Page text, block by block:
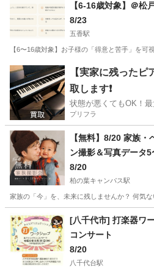
【6-16歳対象】＠松
8/23
五香駅
【6〜16歳対象】お子様の「得意と苦手」を
千葉 松戸市 五香駅 育児 対象
【実家に残った
取します❗️
状態が悪くてもOK！
プリフラ
【無料】8/20 家族
ン撮影＆写真データ
8/20
柏の葉キャンパス駅
家族の「今」を、未来に残しませんか？ 何気
千葉 柏市 柏の葉キャンパス駅
[八千代市] 打楽器ワ
コンサート
8/20
八千代台駅